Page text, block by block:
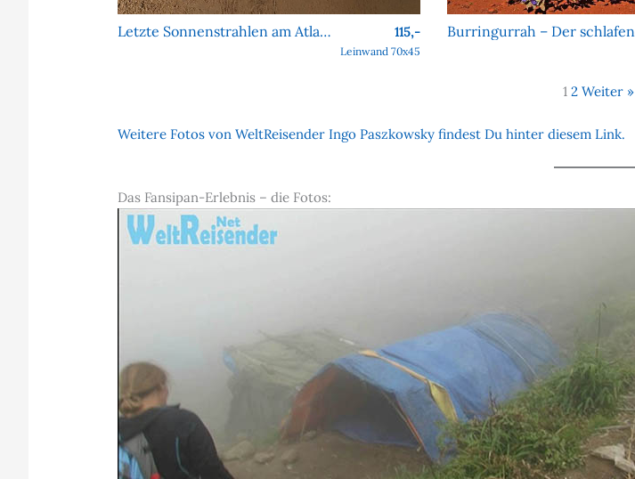
Letzte Sonnenstrahlen am Atlantik 115,-
Leinwand 70x45
1 2 Weiter »
Weitere Fotos von WeltReisender Ingo Paszkowsky findest Du hinter diesem Link.
Das Fansipan-Erlebnis – die Fotos: